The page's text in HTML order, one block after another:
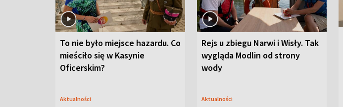
To nie było miejsce hazardu. Co
mieściło się w Kasynie
Oficerskim?
Aktualności
Rejs u zbiegu Narwi i Wisły. Tak
wygląda Modlin od strony
wody
Aktualności